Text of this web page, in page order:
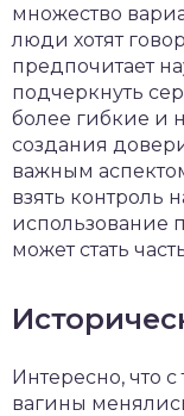
множество
люди хотят
предпочитает
подчеркнуть
более гибкие и
создания
важным
взять контроль
использование
может стать
Интересно, что
вагины